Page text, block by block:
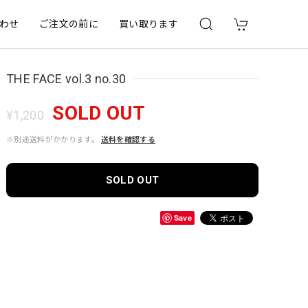
せ ご注文の前に 買い取ります
THE FACE vol.3 no.30
¥1,200 SOLD OUT
※別途送料がかかります。 送料を確認する
SOLD OUT
Save